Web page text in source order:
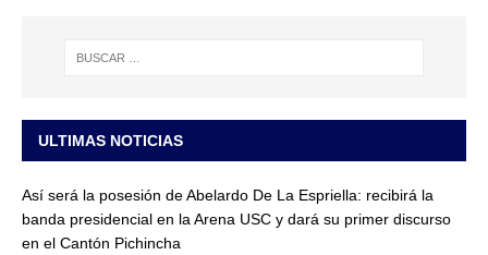
ULTIMAS NOTICIAS
Así será la posesión de Abelardo De La Espriella: recibirá la
banda presidencial en la Arena USC y dará su primer discurso
en el Cantón Pichincha